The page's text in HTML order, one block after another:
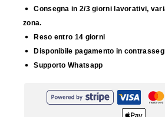
Consegna in 2/3 giorni lavorativi,
zona.
Reso entro 14 giorni
Disponibile pagamento in
Supporto Whatsapp